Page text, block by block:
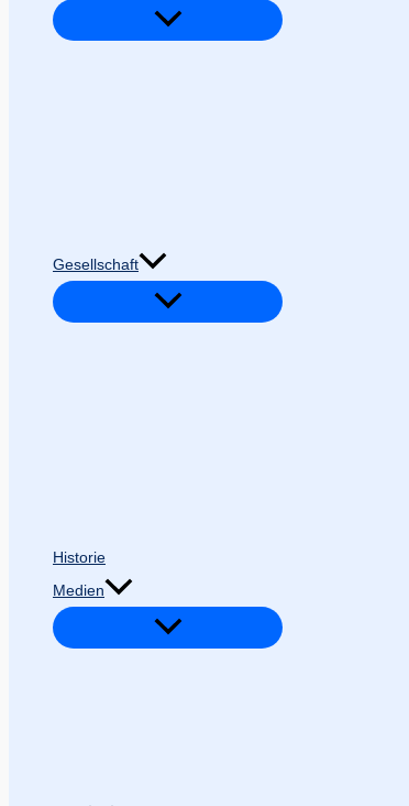
Gesellschaft
Historie
Medien